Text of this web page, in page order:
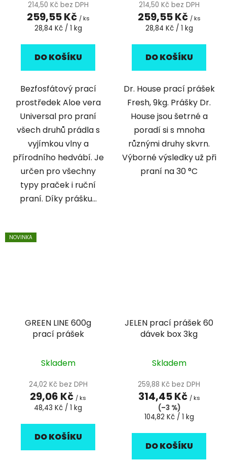
214,50 Kč bez DPH
259,55 Kč / ks
Měrná
28,84 Kč / 1 kg
DO KOŠÍKU
Bezfosfátový prací
prostředek Aloe vera
Universal pro praní
všech druhů prádla s
vyjímkou vlny a
přírodního hedvábí. Je
určen pro všechny
typy praček i ruční
praní. Díky prášku...
214,50 Kč bez DPH
259,55 Kč / ks
Měrná
28,84 Kč / 1 kg
DO KOŠÍKU
Dr. House prací prášek
Fresh, 9kg. Prášky Dr.
House jsou šetrné a
poradí si s mnoha
různými druhy skvrn.
Výborné výsledky už při
praní na 30 °C
NOVINKA
GREEN LINE 600g
prací prášek
Skladem
24,02 Kč bez DPH
29,06 Kč / ks
Měrná
48,43 Kč / 1 kg
DO KOŠÍKU
JELEN prací prášek 60
dávek box 3kg
Skladem
259,88 Kč bez DPH
314,45 Kč / ks
(–3 %)
Měrná
104,82 Kč / 1 kg
DO KOŠÍKU